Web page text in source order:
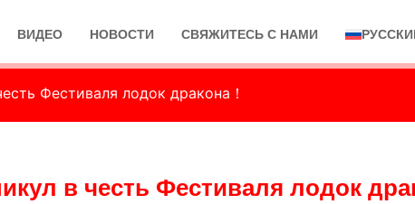
ВИДЕО НОВОСТИ СВЯЖИТЕСЬ С НАМИ
Фестиваля лодок дракона！
в честь Фестиваля лодок